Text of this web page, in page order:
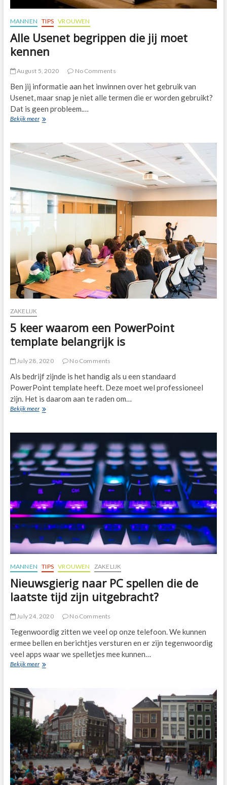
MANNEN TIPS VROUWEN
Alle Usenet begrippen die jij moet
kennen
August 5, 2020 No Comments
Ben jij informatie aan het inwinnen over het gebruik van
Usenet, maar snap je niet alle termen die er worden gebruikt?
Dat is geen probleem.…
Bekijk meerAlle
die
jij
kennen
ZAKELIJK
5 keer waarom een PowerPoint
template belangrijk is
July 28, 2020 No Comments
Als bedrijf zijnde is het handig als u een standaard
PowerPoint template heeft. Deze moet wel professioneel
zijn. Het is daarom aan te raden om…
Bekijk meer5
PowerPoint
template
belangrijk
is
MANNEN TIPS VROUWEN ZAKELIJK
Nieuwsgierig naar PC spellen die de
laatste tijd zijn uitgebracht?
July 24, 2020 No Comments
Tegenwoordig zitten we veel op onze telefoon. We kunnen
ermee bellen en berichtjes versturen en er zijn tegenwoordig
veel apps waar we spelletjes mee kunnen…
Bekijk meerNieuwsgierig
laatste
tijd
zijn
uitgebracht?